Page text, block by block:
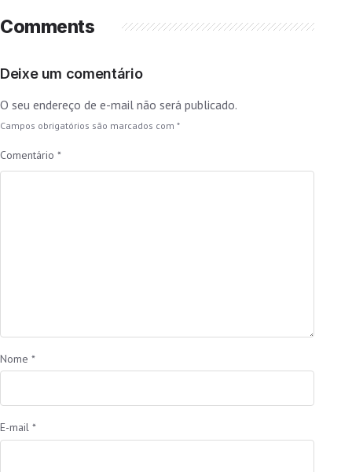
Comments
Deixe um comentário
O seu endereço de e-mail não será publicado.
Campos obrigatórios são marcados com *
Comentário *
Nome *
E-mail *